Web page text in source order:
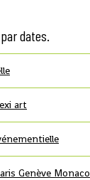
dates.
art
Genève Monaco